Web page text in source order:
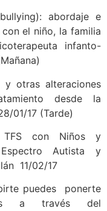
abordaje e
el niño, la familia
infanto-
y otras alteraciones
desde la
01/17 (Tarde)
TFS con Niños y
Autista y
11/02/17
puedes ponerte
a través del